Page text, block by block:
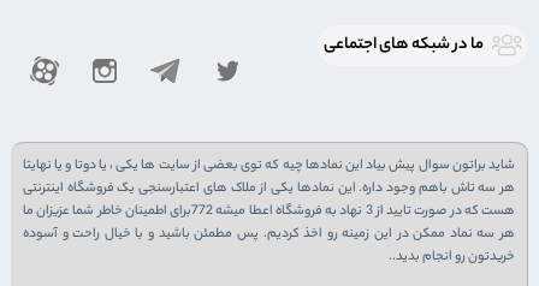
ما در شبكه های اجتماعی
شاید براتون سوال پیش بیاد این نمادها چیه که توی بعضی از سایت ها یکی ، یا دوتا و یا نهایتا
هر سه تاش باهم وجود داره. این نمادها یکی از ملاک های اعتبارسنجی یک فروشگاه اینترنتی
هست که در صورت تایید از 3 نهاد به فروشگاه اعطا میشه 772برای اطمینان خاطر شما عزیزان ما
هر سه نماد ممکن در این زمینه رو اخذ کردیم. پس مطمئن باشید و با خیال راحت و آسوده
خریدتون رو انجام بدید..